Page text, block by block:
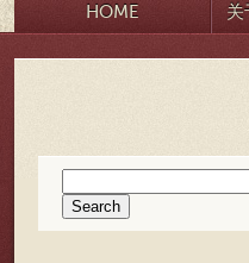
HOME 关
for: